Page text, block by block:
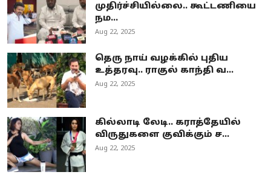
முதிர்ச்சியில்லை.. கூட்டணியை
நம...
Aug 22, 2025
தெரு நாய் வழக்கில் புதிய
உத்தரவு.. ராகுல் காந்தி வ...
Aug 22, 2025
கில்லாடி லேடி.. கராத்தேயில்
விருதுகளை குவிக்கும் ச...
Aug 22, 2025